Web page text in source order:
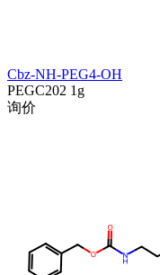
Cbz-NH-PEG4-OH
PEGC202 1g
询价